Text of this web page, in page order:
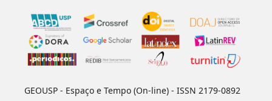
GEOUSP - Espaço e Tempo (On-line) - ISSN 2179-0892